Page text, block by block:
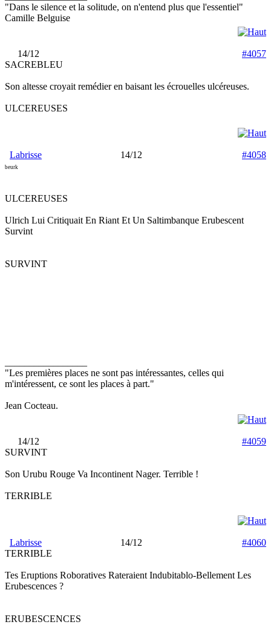
"Dans le silence et la solitude, on n'entend plus que l'essentiel"
Camille Belguise
14/12
#4057
SACREBLEU
Son altesse croyait remédier en baisant les écrouelles ulcéreuses.
ULCEREUSES
Labrisse 14/12 #4058
beurk
ULCEREUSES
Ulrich Lui Critiquait En Riant Et Un Saltimbanque Erubescent
Survint
SURVINT
"Les premières places ne sont pas intéressantes, celles qui
m'intéressent, ce sont les places à part."
Jean Cocteau.
14/12
#4059
SURVINT
Son Urubu Rouge Va Incontinent Nager. Terrible !
TERRIBLE
Labrisse 14/12
#4060
TERRIBLE
Tes Eruptions Roboratives Rateraient Indubitablo-Bellement Les
Erubescences ?
ERUBESCENCES